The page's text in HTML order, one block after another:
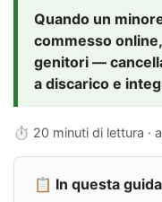
Quando un
commesso
genitori —
a discarico e
⏱ 20 minuti di lettura ·
📋 In questa guida